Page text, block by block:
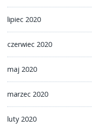
lipiec 2020
czerwiec 2020
maj 2020
marzec 2020
luty 2020